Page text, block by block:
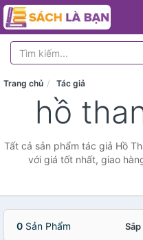
Trang chủ Tác giả
hồ
Tất cả sản phẩm tác giả Hồ
với giá tốt nhất, giao
0 Sản Phẩm